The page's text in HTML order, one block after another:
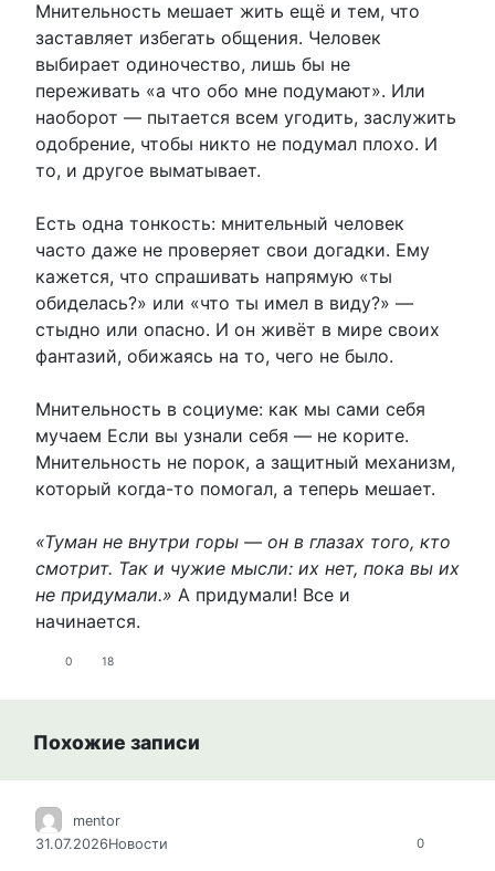
Мнительность мешает жить ещё и тем, что
заставляет избегать общения. Человек
выбирает одиночество, лишь бы не
переживать «а что обо мне подумают». Или
наоборот — пытается всем угодить, заслужить
одобрение, чтобы никто не подумал плохо. И
то, и другое выматывает.
Есть одна тонкость: мнительный человек
часто даже не проверяет свои догадки. Ему
кажется, что спрашивать напрямую «ты
обиделась?» или «что ты имел в виду?» —
стыдно или опасно. И он живёт в мире своих
фантазий, обижаясь на то, чего не было.
Мнительность в социуме: как мы сами себя
мучаем Если вы узнали себя — не корите.
Мнительность не порок, а защитный механизм,
который когда-то помогал, а теперь мешает.
«Туман не внутри горы — он в глазах того, кто
смотрит. Так и чужие мысли: их нет, пока вы их
не придумали.» А придумали! Все и
начинается.
0 18
Похожие записи
0
mentor
31.07.2026Новости